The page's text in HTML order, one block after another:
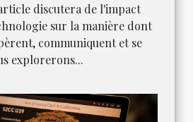
discutera de l'impact
sur la manière dont
communiquent et se
explorerons...